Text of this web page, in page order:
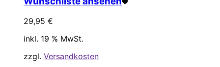
29,95 €
inkl. 19 % MwSt.
zzgl. Versandkosten